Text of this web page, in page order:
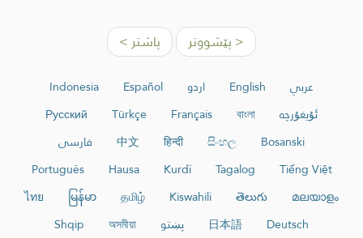
< پێشووتر پاشتر >
عربي English اردو Español
Indonesia
ئۇيغۇرچە
বাংলা
Français
Türkçe
Русский
Bosanski
සිංහල
हिन्दी
中文
فارسی
Tiếng Việt
Tagalog
Kurdî
Hausa
Português
മലയാളം
తెలుగు
Kiswahili
தமிழ்
မြန်မာ
ไทย
Deutsch
日本語 پښتو অসমীয়া
Shqip